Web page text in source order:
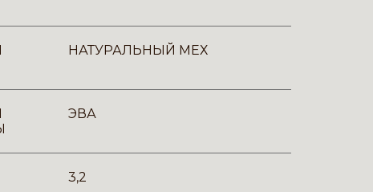
НАТУРАЛЬНЫЙ МЕХ
ЭВА
3,2